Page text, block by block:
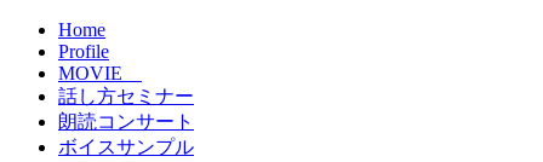
Home
Profile
MOVIE
話し方セミナー
朗読コンサート
ボイスサンプル